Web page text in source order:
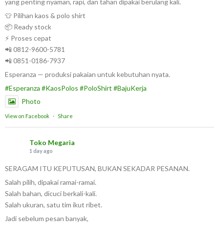
yang penting nyaman, rapi, dan tahan dipakai berulang kali.
👕 Pilihan kaos & polo shirt
📦 Ready stock
⚡ Proses cepat
📲 0812-9600-5781
📲 0851-0186-7937
Esperanza — produksi pakaian untuk kebutuhan nyata.
#Esperanza #KaosPolos #PoloShirt #BajuKerja
Photo
View on Facebook · Share
Toko Megaria
1 day ago
SERAGAM ITU KEPUTUSAN, BUKAN SEKADAR PESANAN.
Salah pilih, dipakai ramai-ramai.
Salah bahan, dicuci berkali-kali.
Salah ukuran, satu tim ikut ribet.
Jadi sebelum pesan banyak,